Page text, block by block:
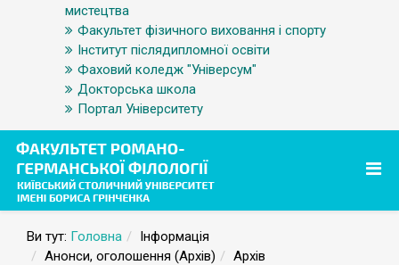
мистецтва
Факультет фізичного виховання і спорту
Інститут післядипломної освіти
Фаховий коледж "Універсум"
Докторська школа
Портал Університету
Ви тут: Головна
Інформація
Анонси, оголошення (Архів)
Архів